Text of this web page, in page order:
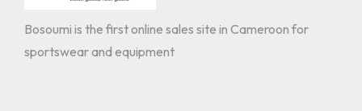
Bosoumi is the first online sales site in Cameroon for
sportswear and equipment